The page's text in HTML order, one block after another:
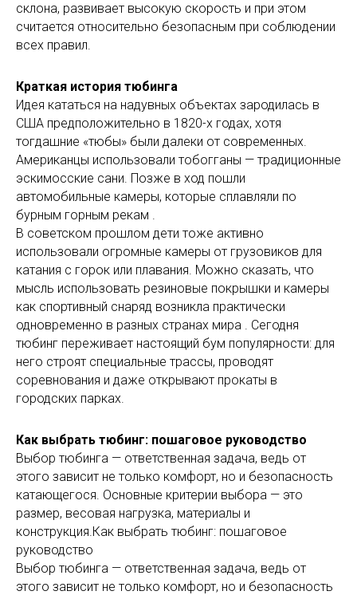
склона, развивает высокую скорость и при этом
считается относительно безопасным при соблюдении
всех правил.
Краткая история тюбинга
Идея кататься на надувных объектах зародилась в
США предположительно в 1820-х годах, хотя
тогдашние «тюбы» были далеки от современных.
Американцы использовали тобогганы — традиционные
эскимосские сани. Позже в ход пошли
автомобильные камеры, которые сплавляли по
бурным горным рекам .
В советском прошлом дети тоже активно
использовали огромные камеры от грузовиков для
катания с горок или плавания. Можно сказать, что
мысль использовать резиновые покрышки и камеры
как спортивный снаряд возникла практически
одновременно в разных странах мира . Сегодня
тюбинг переживает настоящий бум популярности: для
него строят специальные трассы, проводят
соревнования и даже открывают прокаты в
городских парках.
Как выбрать тюбинг: пошаговое руководство
Выбор тюбинга — ответственная задача, ведь от
этого зависит не только комфорт, но и безопасность
катающегося. Основные критерии выбора — это
размер, весовая нагрузка, материалы и
конструкция.Как выбрать тюбинг: пошаговое
руководство
Выбор тюбинга — ответственная задача, ведь от
этого зависит не только комфорт, но и безопасность